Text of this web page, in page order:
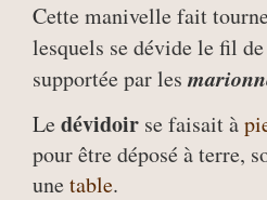
Cette manivelle fait
lesquels se dévide le fil
supportée par les
Ledévidoir se faisait à
pour être déposé à terre,
unetable.